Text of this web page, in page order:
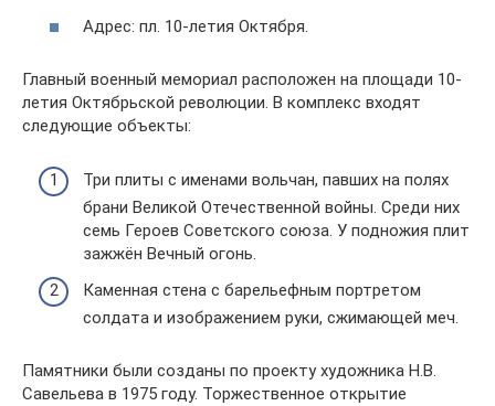
Адрес: пл. 10-летия Октября.
Главный военный мемориал расположен на площади 10-
летия Октябрьской революции. В комплекс входят
следующие объекты:
Три плиты с именами вольчан, павших на полях
брани Великой Отечественной войны. Среди них
семь Героев Советского союза. У подножия плит
зажжён Вечный огонь.
Каменная стена с барельефным портретом
солдата и изображением руки, сжимающей меч.
Памятники были созданы по проекту художника Н.В.
Савельева в 1975 году. Торжественное открытие